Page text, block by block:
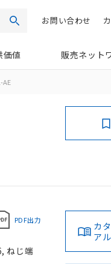
検索お問い合わせ
価値 販売ネット
AE
PDF出力
ねじ端
カ
アル